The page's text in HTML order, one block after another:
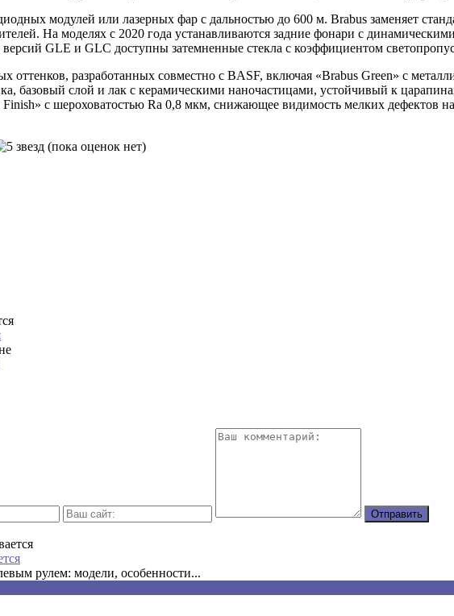
модулей или лазерных фар с дальностью до 600 м. Brabus заменяет
На моделях с 2020 года устанавливаются задние фонари с
GLE и GLC доступны затемненные стекла с коэффициентом
оттенков, разработанных совместно с BASF, включая «Brabus Green» с
базовый слой и лак с керамическими наночастицами, устойчивый к
Finish» с шероховатостью Ra 0,8 мкм, снижающее видимость мелких дефектов
(пока оценок нет)
рулем: модели, особенности...